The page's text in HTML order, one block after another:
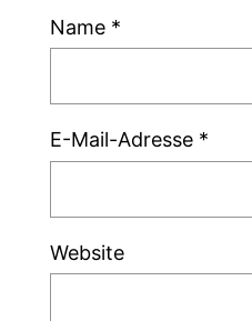
Name *
E-Mail-Adresse *
Website